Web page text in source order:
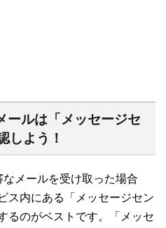
ルは「メッセージセ
しよう！
メールを受け取った場合
ス内にある「メッセージセン
るのがベストです。「メッセ